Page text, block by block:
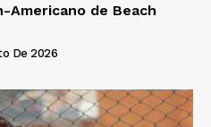
Americano de Beach
De 2026